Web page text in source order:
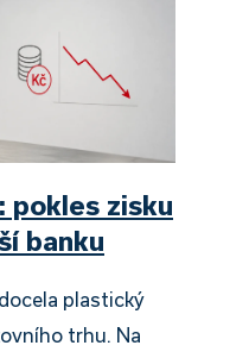
pokles zisku
banku
plastický
trhu. Na